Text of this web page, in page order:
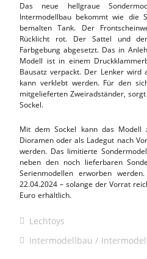
Das neue hellgraue
Intermodellbau bekommt wie die
bemalten Tank. Der
Rücklicht rot. Der Sattel und
Farbgebung abgesetzt. Das in
Modell ist in einem
Bausatz verpackt. Der Lenker wird
kann verklebt werden. Für den
mitgelieferten Zweiradständer,
Sockel.
Mit dem Sockel kann das Modell
Dioramen oder als Ladegut nach
werden. Das limitierte
neben den noch lieferbaren
Serienmodellen erworben
22.04.2024 – solange der Vorrat
Euro erhältlich.
Lechtoys
Intermodellbau